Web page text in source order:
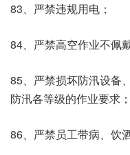
83、严禁违规用电；
84、严禁高空作业不佩
85、严禁损坏防汛设备
防汛各等级的作业要求；
86、严禁员工带病、饮